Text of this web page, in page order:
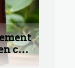
cuir